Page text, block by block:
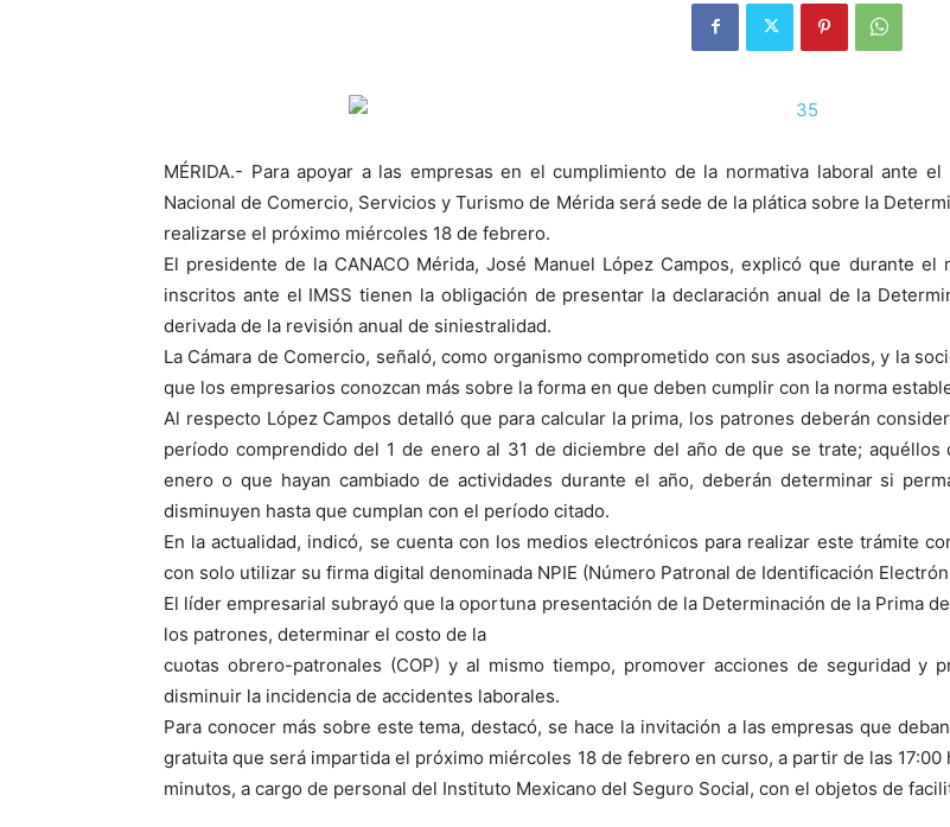
MÉRIDA.- Para apoyar a las empresas en el cumplimiento de la normativa laboral ante
Nacional de Comercio, Servicios y Turismo de Mérida será sede de la plática sobre la
realizarse el próximo miércoles 18 de febrero.
El presidente de la CANACO Mérida, José Manuel López Campos, explicó que durante
inscritos ante el IMSS tienen la obligación de presentar la declaración anual de la
derivada de la revisión anual de siniestralidad.
La Cámara de Comercio, señaló, como organismo comprometido con sus asociados, y la
que los empresarios conozcan más sobre la forma en que deben cumplir con la norma
Al respecto López Campos detalló que para calcular la prima, los patrones deberán
período comprendido del 1 de enero al 31 de diciembre del año de que se trate;
enero o que hayan cambiado de actividades durante el año, deberán determinar si
disminuyen hasta que cumplan con el período citado.
En la actualidad, indicó, se cuenta con los medios electrónicos para realizar este trámite
con solo utilizar su firma digital denominada NPIE (Número Patronal de Identificación
El líder empresarial subrayó que la oportuna presentación de la Determinación de la Prima
los patrones, determinar el costo de la
cuotas obrero-patronales (COP) y al mismo tiempo, promover acciones de seguridad
disminuir la incidencia de accidentes laborales.
Para conocer más sobre este tema, destacó, se hace la invitación a las empresas que
gratuita que será impartida el próximo miércoles 18 de febrero en curso, a partir de las
minutos, a cargo de personal del Instituto Mexicano del Seguro Social, con el objetos de